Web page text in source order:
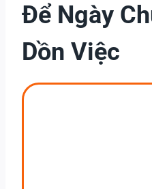
Để Ngày
Dồn Việc